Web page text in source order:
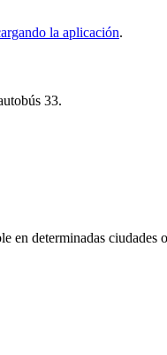
la aplicación.
33.
en determinadas ciudades